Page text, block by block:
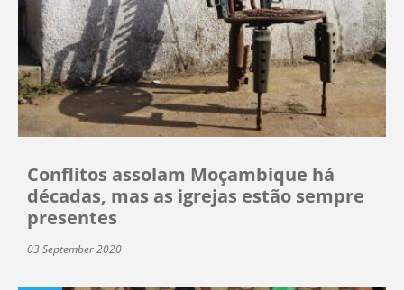
Conflitos assolam Moçambique há
décadas, mas as igrejas estão sempre
presentes
03 September 2020